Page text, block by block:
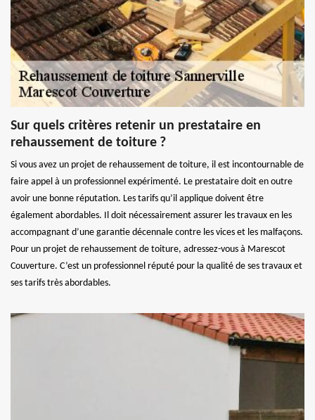
Sur quels critères retenir un prestataire en
rehaussement de toiture ?
Si vous avez un projet de rehaussement de toiture, il est incontournable de
faire appel à un professionnel expérimenté. Le prestataire doit en outre
avoir une bonne réputation. Les tarifs qu’il applique doivent être
également abordables. Il doit nécessairement assurer les travaux en les
accompagnant d’une garantie décennale contre les vices et les malfaçons.
Pour un projet de rehaussement de toiture, adressez-vous à Marescot
Couverture. C’est un professionnel réputé pour la qualité de ses travaux et
ses tarifs très abordables.